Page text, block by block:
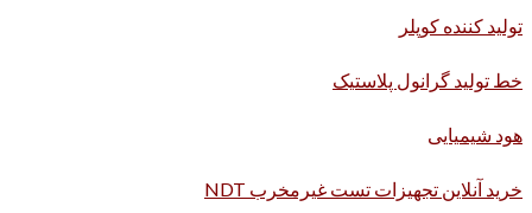
تولید کننده کوپلر
خط تولید گرانول پلاستیک
هود شیمیایی
خرید آنلاین تجهیزات تست غیرمخرب NDT